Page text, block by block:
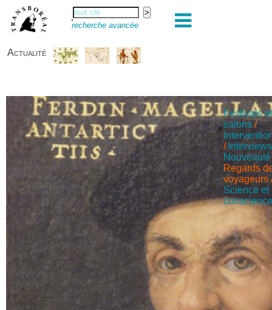
recherche avancée
Actualité
Festivals
salons /
/Interviews
Nouveauté
Regards
voyageurs
Science et